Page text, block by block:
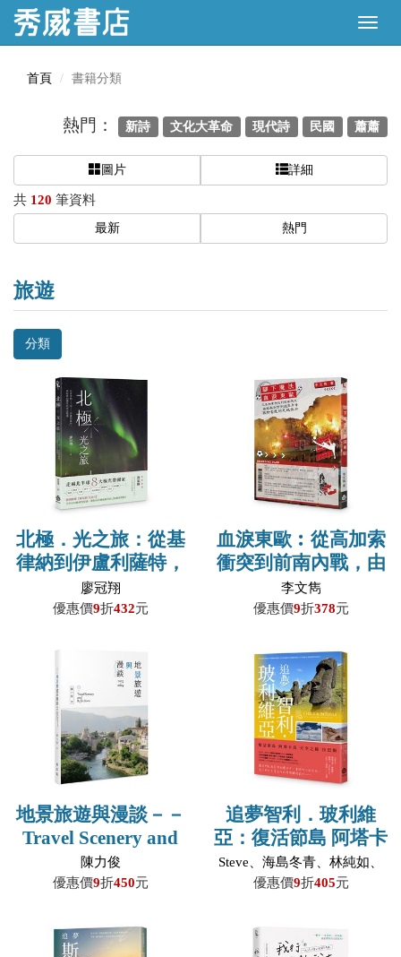
首頁 書籍分類
熱門： 新詩 文化大革命 現代詩 民國 蕭蕭
圖片 詳細
共 120 筆資料
最新 熱門
旅遊
分類
北極．光之旅：從基
律納到伊盧利薩特，
那些夢幻國度的尋光
際遇
廖冠翔
優惠價9折432元
血淚東歐︰從高加索
衝突到前南內戰，由
鐵幕倒下到歐亞身
分，艱險奮進的足球
李文雋
優惠價9折378元
地景旅遊與漫談－－
Travel Scenery and
Reflections
陳力俊
優惠價9折450元
追夢智利．玻利維
亞：復活節島 阿塔卡
馬 天空之鏡 拉巴斯
Steve、海島冬青、林純如、
藍田人、Frances、Jan、王佳
優惠價9折405元